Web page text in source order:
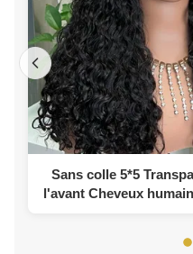
Sans colle 5*5
l'avant Cheveux